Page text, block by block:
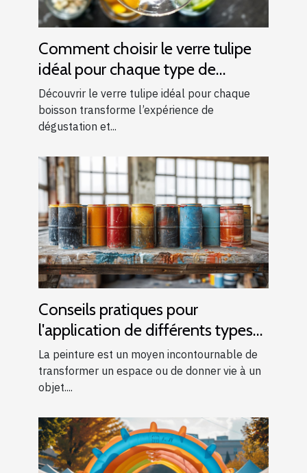
Comment choisir le verre tulipe
idéal pour chaque type de
boisson ?
Découvrir le verre tulipe idéal pour chaque
boisson transforme l’expérience de
dégustation et...
Conseils pratiques pour
l'application de différents types
de peintures
La peinture est un moyen incontournable de
transformer un espace ou de donner vie à un
objet....